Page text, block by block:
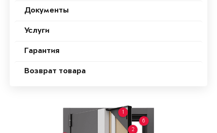
Документы
Услуги
Гарантия
Возврат товара
1
2
6